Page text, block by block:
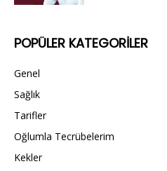
POPÜLER KATEGORİLER
Genel
Sağlık
Tarifler
Oğlumla Tecrübelerim
Kekler